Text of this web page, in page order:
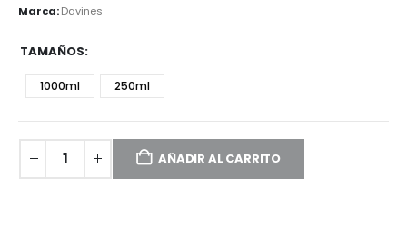
Marca:Davines
TAMAÑOS
1000ml 250ml
AÑADIR AL CARRITO